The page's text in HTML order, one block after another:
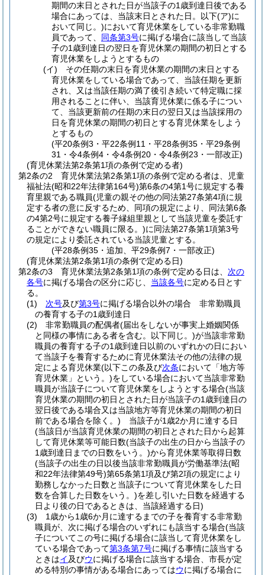
期間の末日とされた日が当該子の1歳到達日後である
場合にあっては、当該末日とされた日。以下(ア)に
おいて同じ。)において育児休業をしている非常勤職
員であって、 同条第3号に掲げる場合に該当して当該
子の1歳到達日の翌日を育児休業の期間の初日とする
育児休業をしようとするもの
(イ)
その任期の末日を育児休業の期間の末日とする
育児休業をしている場合であって、当該任期を更新
され、又は当該任期の満了後引き続いて特定職に採
用されることに伴い、当該育児休業に係る子につい
て、当該更新前の任期の末日の翌日又は当該採用の
日を育児休業の期間の初日とする育児休業をしよう
とするもの
(平20条例3・平22条例11・平28条例35・平29条例
31・令4条例4・令4条例20・令4条例23・一部改正)
(育児休業法第2条第1項の条例で定める者)
第2条の2
育児休業法第2条第1項の条例で定める者は、児童
福祉法(昭和22年法律第164号)第6条の4第1号に規定する養
育里親である職員(児童の親その他の同法第27条第4項に規
定する者の意に反するため、同項の規定により、同法第6条
の4第2号に規定する養子縁組里親として当該児童を委託す
ることができない職員に限る。)に同法第27条第1項第3号
の規定により委託されている当該児童とする。
(平28条例35・追加、平29条例7・一部改正)
(育児休業法第2条第1項の条例で定める日)
第2条の3
育児休業法第2条第1項の条例で定める日は、 次の
各号に掲げる場合の区分に応じ、 当該各号に定める日とす
る。
(1)
次号及び第3号に掲げる場合以外の場合 非常勤職員
の養育する子の1歳到達日
(2)
非常勤職員の配偶者(届出をしないが事実上婚姻関係
と同様の事情にある者を含む。以下同じ。)が当該非常勤
職員の養育する子の1歳到達日以前のいずれかの日におい
て当該子を養育するために育児休業法その他の法律の規
定による育児休業(以下この条及び次条において「地方等
育児休業」という。)をしている場合において当該非常勤
職員が当該子について育児休業をしようとする場合(当該
育児休業の期間の初日とされた日が当該子の1歳到達日の
翌日後である場合又は当該地方等育児休業の期間の初日
前である場合を除く。) 当該子が1歳2か月に達する日
(当該日が当該育児休業の期間の初日とされた日から起算
して育児休業等可能日数(当該子の出生の日から当該子の
1歳到達日までの日数をいう。)から育児休業等取得日数
(当該子の出生の日以後当該非常勤職員が労働基準法(昭
和22年法律第49号)第65条第1項及び第2項の規定により
勤務しなかった日数と当該子について育児休業をした日
数を合算した日数をいう。)を差し引いた日数を経過する
日より後の日であるときは、当該経過する日)
(3)
1歳から1歳6か月に達するまでの子を養育する非常勤
職員が、次に掲げる場合のいずれにも該当する場合(当該
子についてこの号に掲げる場合に該当して育児休業をし
ている場合であって第3条第7号に掲げる事情に該当する
ときはイ及びウに掲げる場合に該当する場合、市長が定
める特別の事情がある場合にあってはウに掲げる場合に